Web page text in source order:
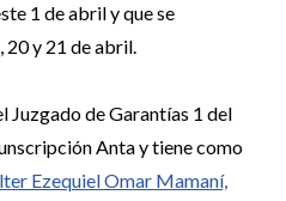
1 de abril y que se
20 y 21 de abril.
Juzgado de Garantías 1 del
Anta y tiene como
Ezequiel Omar Mamaní,